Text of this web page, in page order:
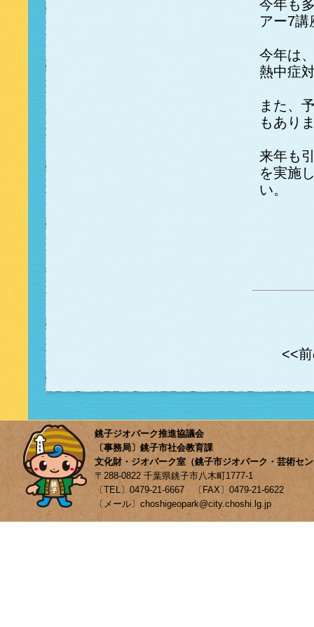
今年も
アー7講
今年は
熱中症
また、
もあり
来年も
を実施
い。
<<
銚子ジオパーク推進協議会
〔事務局〕銚子市社会教育課
文化財・ジオパーク室（銚子市ジオパーク・芸術セ
〒288-0822 千葉県銚子市八木町1777-1
〔TEL〕0479-21-6667 〔FAX〕0479-21-6622
〔メール〕choshigeopark@city.choshi.lg.jp